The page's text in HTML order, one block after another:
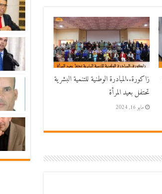
زاكورة..المبادرة الوطنية للتنمية البشرية
تحتفل بعيد المرأة
مايو 16, 2024